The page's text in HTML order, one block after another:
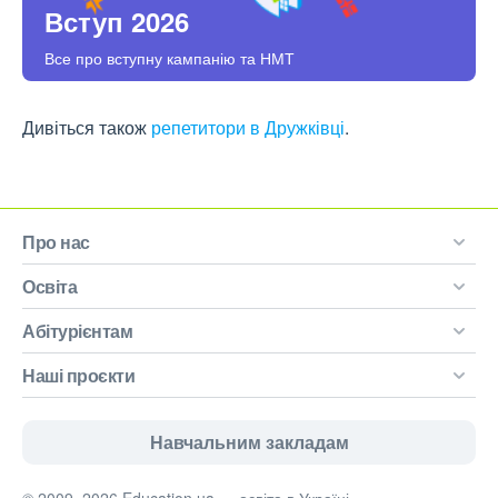
Вступ 2026
Все про вступну кампанію та НМТ
Дивіться також репетитори в Дружківці.
Про нас
Освіта
Абітурієнтам
Наші проєкти
Навчальним закладам